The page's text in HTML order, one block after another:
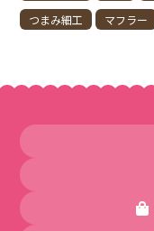
つまみ細工
マフラー